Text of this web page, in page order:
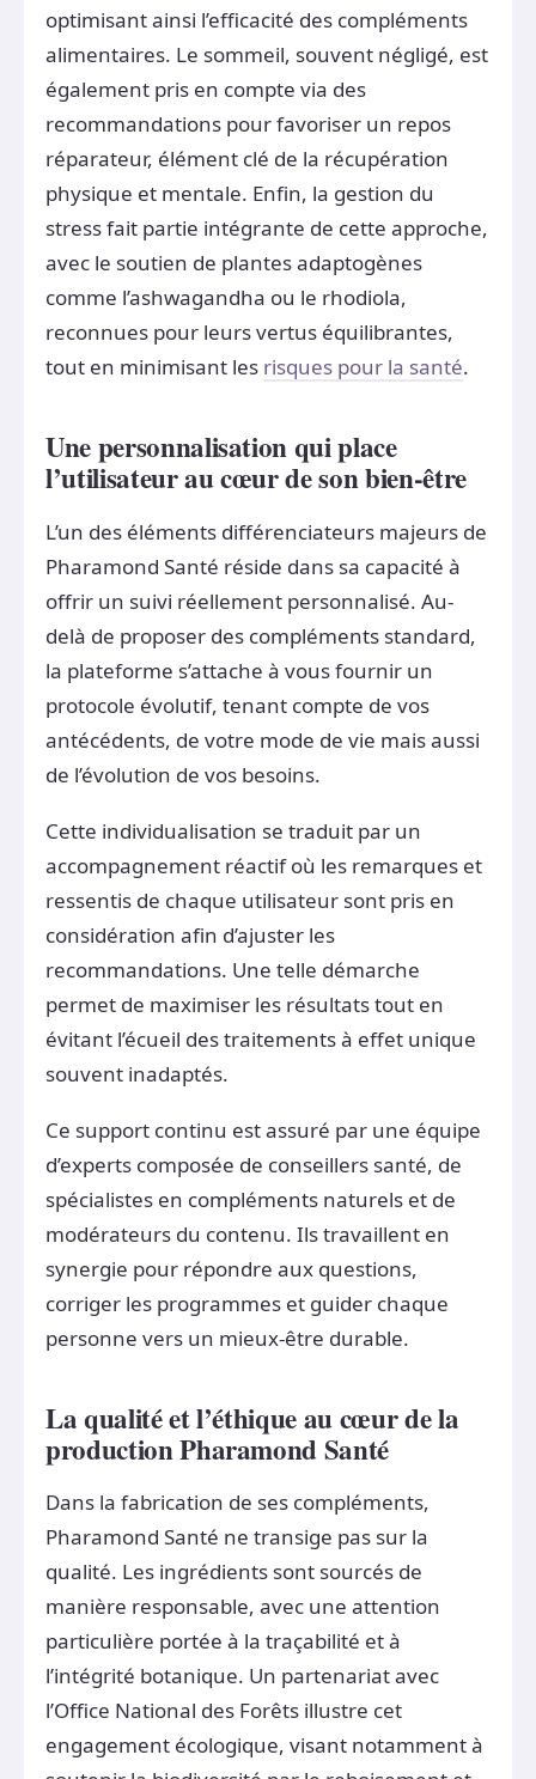
optimisant ainsi l’efficacité des compléments
alimentaires. Le sommeil, souvent négligé, est
également pris en compte via des
recommandations pour favoriser un repos
réparateur, élément clé de la récupération
physique et mentale. Enfin, la gestion du
stress fait partie intégrante de cette approche,
avec le soutien de plantes adaptogènes
comme l’ashwagandha ou le rhodiola,
reconnues pour leurs vertus équilibrantes,
tout en minimisant les risques pour la santé.
Une personnalisation qui place
l’utilisateur au cœur de son bien-être
L’un des éléments différenciateurs majeurs de
Pharamond Santé réside dans sa capacité à
offrir un suivi réellement personnalisé. Au-
delà de proposer des compléments standard,
la plateforme s’attache à vous fournir un
protocole évolutif, tenant compte de vos
antécédents, de votre mode de vie mais aussi
de l’évolution de vos besoins.
Cette individualisation se traduit par un
accompagnement réactif où les remarques et
ressentis de chaque utilisateur sont pris en
considération afin d’ajuster les
recommandations. Une telle démarche
permet de maximiser les résultats tout en
évitant l’écueil des traitements à effet unique
souvent inadaptés.
Ce support continu est assuré par une équipe
d’experts composée de conseillers santé, de
spécialistes en compléments naturels et de
modérateurs du contenu. Ils travaillent en
synergie pour répondre aux questions,
corriger les programmes et guider chaque
personne vers un mieux-être durable.
La qualité et l’éthique au cœur de la
production Pharamond Santé
Dans la fabrication de ses compléments,
Pharamond Santé ne transige pas sur la
qualité. Les ingrédients sont sourcés de
manière responsable, avec une attention
particulière portée à la traçabilité et à
l’intégrité botanique. Un partenariat avec
l’Office National des Forêts illustre cet
engagement écologique, visant notamment à